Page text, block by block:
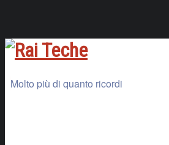
Molto più di quanto ricordi